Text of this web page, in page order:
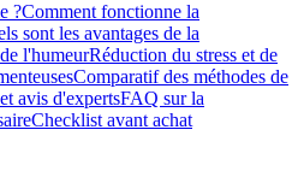
?Comment fonctionne la
sont les avantages de la
l'humeurRéduction du stress et de
Comparatif des méthodes de
avis d'expertsFAQ sur la
Checklist avant achat